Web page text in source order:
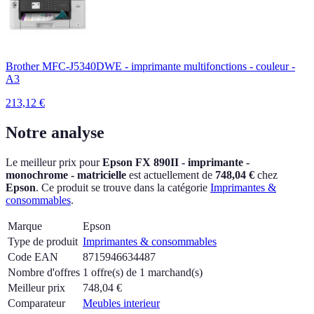
Brother MFC-J5340DWE - imprimante multifonctions - couleur -
A3
213,12 €
Notre analyse
Le meilleur prix pourEpson FX 890II - imprimante -
monochrome - matricielle est actuellement de 748,04 € chez
Epson. Ce produit se trouve dans la catégorie Imprimantes &
consommables.
Marque
Epson
Type de produit Imprimantes & consommables
Code EAN
8715946634487
Nombre d'offres 1 offre(s) de 1 marchand(s)
Meilleur prix
748,04 €
Comparateur
Meubles interieur